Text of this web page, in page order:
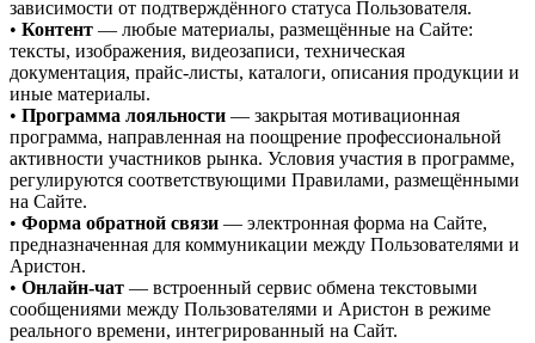
зависимости от подтверждённого статуса Пользователя.
• Контент — любые материалы, размещённые на Сайте:
тексты, изображения, видеозаписи, техническая
документация, прайс-листы, каталоги, описания продукции и
иные материалы.
• Программа лояльности — закрытая мотивационная
программа, направленная на поощрение профессиональной
активности участников рынка. Условия участия в программе,
регулируются соответствующими Правилами, размещёнными
на Сайте.
• Форма обратной связи — электронная форма на Сайте,
предназначенная для коммуникации между Пользователями и
Аристон.
• Онлайн-чат — встроенный сервис обмена текстовыми
сообщениями между Пользователями и Аристон в режиме
реального времени, интегрированный на Сайт.